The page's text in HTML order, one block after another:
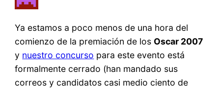
Ya estamos a poco menos de una hora del
comienzo de la premiación de los Oscar 2007
y nuestro concurso para este evento está
formalmente cerrado (han mandado sus
correos y candidatos casi medio ciento de